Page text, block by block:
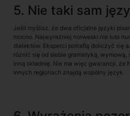
5. Nie taki sam
Jeśli myślisz, że dwa oficjalne języki
mocno. Najwyraźniej norweski nie lubi
dialektów. Eksperci potrafią doliczyć się
różnić się od siebie gramatyką, wymową,
inną składnię. Nie ma więc gwarancji, że
innych regionach znajdą wspólny język.